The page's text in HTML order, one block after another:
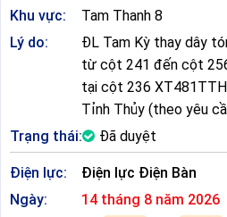
Khu vực:
Tam Thanh 8
Lý do:
ĐL Tam Kỳ thay dây
từ cột 241 đến cột
tại cột 236
Tỉnh Thủy (theo yêu
Trạng thái:
Đã duyệt
Điện lực:
Điện lực Điện Bàn
Ngày:
14 tháng 8 năm 2026